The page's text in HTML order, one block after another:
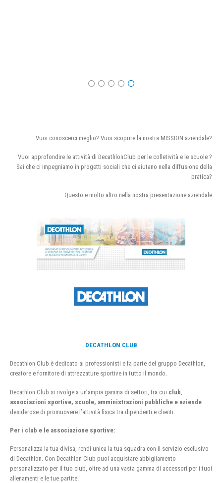
Vuoi conoscerci meglio? Vuoi scoprire la nostra MISSION aziendale?
Vuoi approfondire le attività di DecathlonClub per le colletività e le scuole ?
Sai che ci impegniamo in progetti sociali che ci aiutano nella diffusione della
pratica?
Questo e molto altro nella nostra presentazione aziendale
DECATHLON CLUB
Decathlon Club è dedicato ai professionisti e fa parte del gruppo Decathlon,
creatore e fornitore di attrezzature sportive in tutto il mondo.
Decathlon Club si rivolge a un’ampia gamma di settori, tra cui club
associazioni sportive, scuole, amministrazioni pubbliche e aziende
desiderose di promuovere l’attività fisica tra dipendenti e clienti.
Per i club e le associazione sportive:
Personalizza la tua divisa, rendi unica la tua squadra con il servizio esclusivo
di Decathlon. Con Decathlon Club puoi acquistare abbigliamento
personalizzato per il tuo club, oltre ad una vasta gamma di accessori per i tuoi
allenamenti e le tue partite.